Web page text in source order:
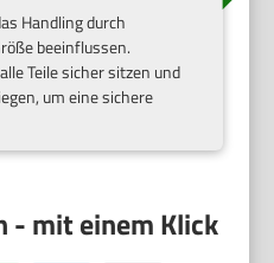
Handling durch
beeinflussen.
Teile sicher sitzen und
um eine sichere